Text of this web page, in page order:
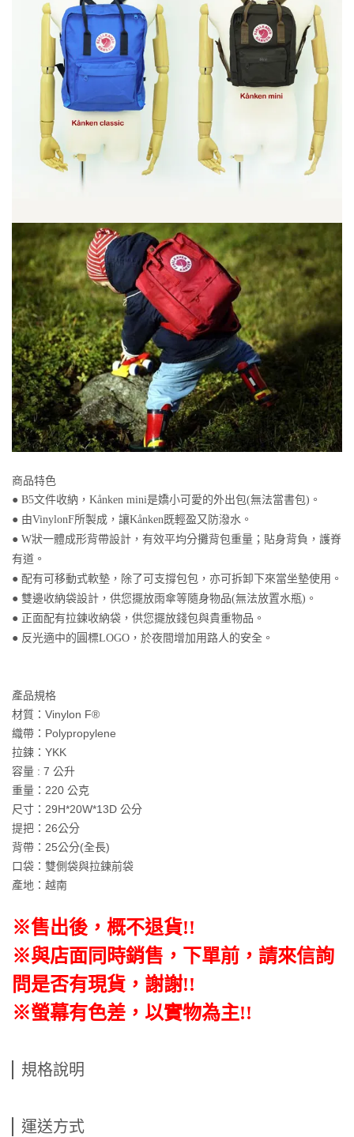
商品特色
● B5文件收納，Kånken mini是嬌小可愛的外出包(無法當書包)。
● 由VinylonF所製成，讓Kånken既輕盈又防潑水。
● W狀一體成形背帶設計，有效平均分攤背包重量；貼身背負，護脊
有道。
● 配有可移動式軟墊，除了可支撐包包，亦可拆卸下來當坐墊使用。
● 雙邊收納袋設計，供您擺放雨傘等隨身物品(無法放置水瓶)。
● 正面配有拉鍊收納袋，供您擺放錢包與貴重物品。
● 反光適中的圓標LOGO，於夜間增加用路人的安全。
產品規格
材質：Vinylon F®
織帶：Polypropylene
拉鍊：YKK
容量 : 7 公升
重量：220 公克
尺寸：29H*20W*13D 公分
提把：26公分
背帶：25公分(全長)
口袋：雙側袋與拉鍊前袋
產地：越南
※售出後，概不退貨!!
※與店面同時銷售 ， 下單前 ， 請來信詢
問是否有現貨，謝謝!!
※螢幕有色差，以實物為主!!
規格說明
運送方式